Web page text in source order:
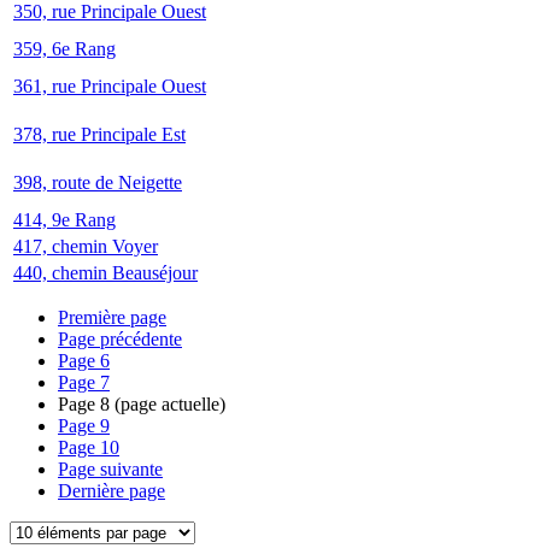
350, rue Principale Ouest
359, 6e Rang
361, rue Principale Ouest
378, rue Principale Est
398, route de Neigette
414, 9e Rang
417, chemin Voyer
440, chemin Beauséjour
Première page
Page précédente
Page 6
Page 7
Page 8 (page actuelle)
Page 9
Page 10
Page suivante
Dernière page